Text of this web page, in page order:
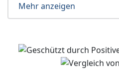
Mehr anzeigen